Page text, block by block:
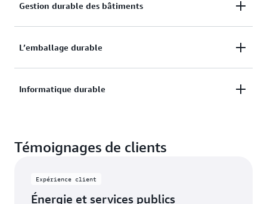
chaîne d’approvisionnement en un équivalent
carbone pour comparer, gérer et rendre compte,
développement durable.
Gestion durable des bâtiments
opérations de construction, afin d’identifier les
domaines d’efficacité énergétique et de réduction de
L’emballage durable
transport et les émissions de carbone grâce à
Informatique durable
aux charges de travail cloud.
Témoignages de clients
Expérience client
Énergie et services publics